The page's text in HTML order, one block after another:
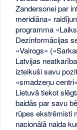
Zandersonei par
meridiāna»
programma
Dezinformācijas
«Vairogs»
Latvijas
izteikuši savu
«smadzeņu
Lietuvā tiekot
baidās par savu
rūpes ekstrēmisti
nacionālā naida